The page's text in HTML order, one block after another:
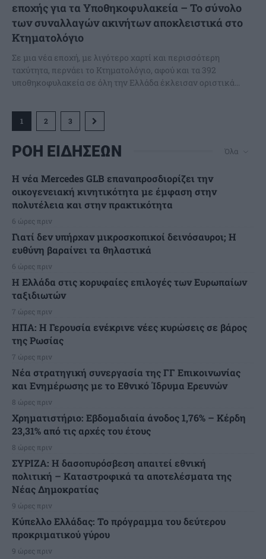
εποχής για τα Υποθηκοφυλακεία – Το σύνολο
των συναλλαγών ακινήτων αποκλειστικά στο
Κτηματολόγιο
Σε μια νέα εποχή, με λιγότερο χαρτί και περισσότερη
ταχύτητα, περνάει το Κτηματολόγιο, αφού και τα 392
υποθηκοφυλακεία σε όλη την Ελλάδα έκλεισαν οριστικά...
1 2 3
ΡΟΗ ΕΙΔΗΣΕΩΝ Όλα
Η νέα Mercedes GLB επαναπροσδιορίζει την
οικογενειακή κινητικότητα με έμφαση στην
πολυτέλεια και στην πρακτικότητα
6 ώρες πριν
Γιατί δεν υπήρχαν μικροσκοπικοί δεινόσαυροι; Η
ευθύνη βαραίνει τα θηλαστικά
6 ώρες πριν
Η Ελλάδα στις κορυφαίες επιλογές των Ευρωπαίων
ταξιδιωτών
7 ώρες πριν
ΗΠΑ: Η Γερουσία ενέκρινε νέες κυρώσεις σε βάρος
της Ρωσίας
7 ώρες πριν
Νέα στρατηγική συνεργασία της ΓΓ Επικοινωνίας
και Ενημέρωσης με το Εθνικό Ίδρυμα Ερευνών
8 ώρες πριν
Χρηματιστήριο: Εβδομαδιαία άνοδος 1,76% – Κέρδη
23,31% από τις αρχές του έτους
8 ώρες πριν
ΣΥΡΙΖΑ: Η δασοπυρόσβεση απαιτεί εθνική
πολιτική – Καταστροφικά τα αποτελέσματα της
Νέας Δημοκρατίας
9 ώρες πριν
Κύπελλο Ελλάδας: Το πρόγραμμα του δεύτερου
προκριματικού γύρου
9 ώρες πριν